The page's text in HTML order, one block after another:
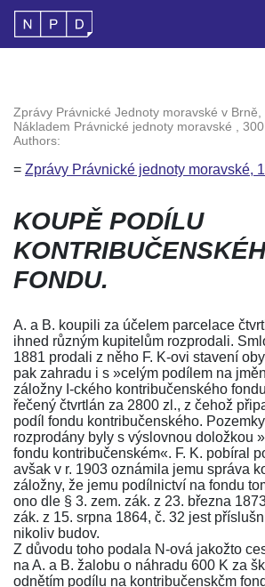
Zprávy Právnické Jednoty moravské v
Nákladem Právnické jednoty moravské , 300
Authors:
= Zprávy Právnické jednoty moravské,
KOUPĚ PODÍLU
FONDU.
A. a B. koupili za účelem parcelace
ihned různým kupitelům rozprodali.
1881 prodali z něho F. K-ovi stavení
pak zahradu i s »celým podílem na
záložny I-ckého kontribučenského
řečený čtvrtlán za 2800 zl., z čehož
podíl fondu kontribučenského.
rozprodány byly s výslovnou doložkou
fondu kontribučenském«. F. K. pobíral
avšak v r. 1903 oznámila jemu správa
záložny, že jemu podílnictví na fondu
ono dle § 3. zem. zák. z 23. března
zák. z 15. srpna 1864, č. 32 jest
nikoliv budov.
Z důvodu toho podala N-ová jakožto
na A. a B. žalobu o náhradu 600 K za
odnětím podílu na kontribučenskčm